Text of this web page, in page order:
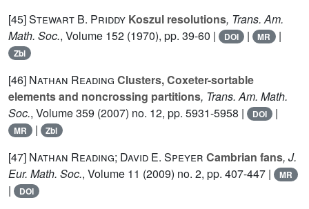
[45]Stewart B. Priddy Koszul resolutions, Trans. Am.
Math. Soc., Volume 152 (1970), pp. 39-60 | DOI | MR |
Zbl
[46] Nathan Reading Clusters, Coxeter-sortable
elements and noncrossing partitions, Trans. Am. Math.
Soc., Volume 359 (2007) no. 12, pp. 5931-5958 | DOI |
MR | Zbl
[47] Nathan Reading; David E. Speyer Cambrian fans, J.
Eur. Math. Soc., Volume 11 (2009) no. 2, pp. 407-447 | MR
| DOI